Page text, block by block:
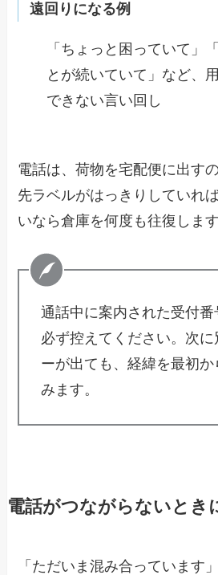
遠回りになる例
「ちょっと困っていて」
とが続いていて」など、
できない言い回し
電話は、荷物を宅配便に出す
先ラベルがはっきりしていれ
いなら倉庫を何度も往復します
通話中に案内された受付
必ず控えてください。次に
ーが出ても、経緯を最初
みます。
電話がつながらないとき
「ただいま混み合っています